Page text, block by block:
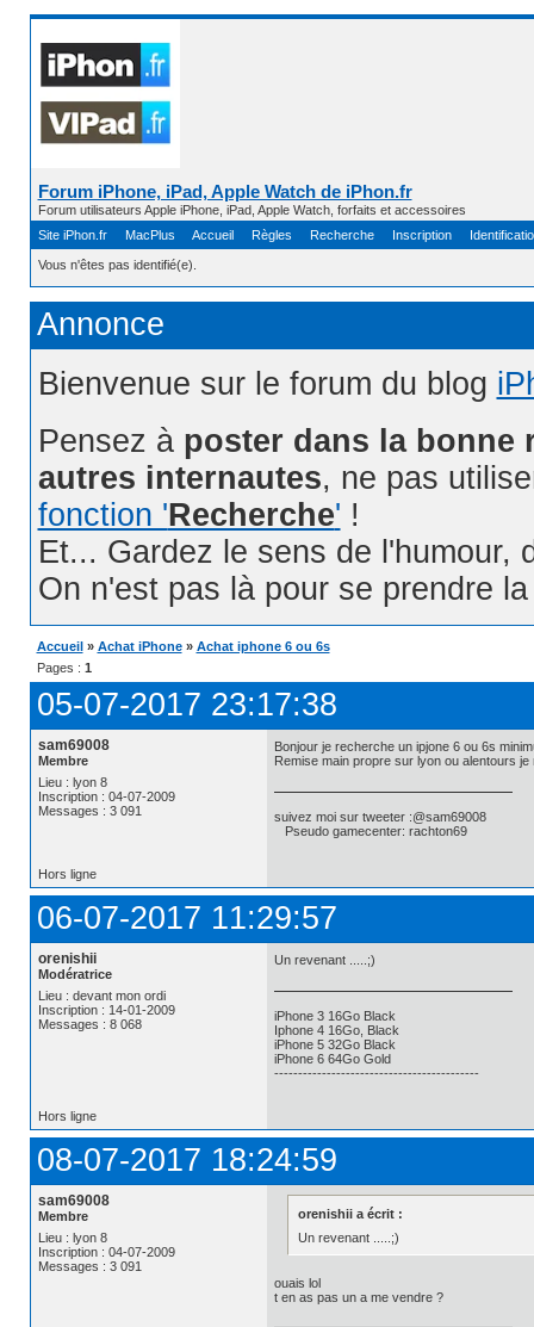
Forum iPhone, iPad, Apple Watch de iPhon.fr
Forum utilisateurs Apple iPhone, iPad, Apple Watch, forfaits et accessoires
Site iPhon.fr
MacPlus Accueil Règles Recherche Inscription
Vous n'êtes pas identifié(e).
Annonce
Bienvenue sur le forum du blog
Pensez à poster dans la bonne
autres internautes, ne pas
fonction 'Recherche' !
Et... Gardez le sens de l'humour,
On n'est pas là pour se prendre
Accueil » Achat iPhone » Achat iphone 6 ou 6s
Pages : 1
05-07-2017 23:17:38
sam69008
Membre
Lieu : lyon 8
Inscription : 04-07-2009
Messages : 3 091
Bonjour je recherche un ipjone 6 ou 6s
Remise main propre sur lyon ou alentours je
suivez moi sur tweeter :@sam69008
Pseudo gamecenter: rachton69
Hors ligne
06-07-2017 11:29:57
orenishii
Modératrice
Lieu : devant mon ordi
Inscription : 14-01-2009
Messages : 8 068
Un revenant .....;)
iPhone 3 16Go Black
Iphone 4 16Go, Black
iPhone 5 32Go Black
iPhone 6 64Go Gold
-------------------------------------------
Hors ligne
08-07-2017 18:24:59
sam69008
Membre
Lieu : lyon 8
Inscription : 04-07-2009
Messages : 3 091
orenishii a écrit :
Un revenant .....;)
ouais lol
t en as pas un a me vendre ?